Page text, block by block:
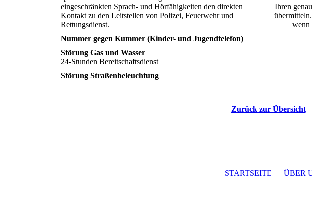
eingeschränkten Sprach- und Hörfähigkeiten den direkten
Kontakt zu den Leitstellen von Polizei, Feuerwehr und
Rettungsdienst.
Ihren
wenn
Nummer gegen Kummer (Kinder- und Jugendtelefon)
Störung Gas und Wasser
24-Stunden Bereitschaftsdienst
Störung Straßenbeleuchtung
Zurück zur Übersicht
STARTSEITE ÜBER